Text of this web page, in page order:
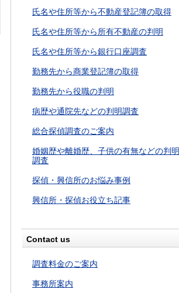
氏名や住所等から不動産登記簿の取得
氏名や住所等から所有不動産の判明
氏名や住所等から銀行口座調査
勤務先から商業登記簿の取得
勤務先から役職の判明
病歴や通院先などの判明調査
総合探偵調査のご案内
婚姻歴や離婚歴、子供の有無などの判明
調査
探偵・興信所のお悩み事例
興信所・探偵お役立ち記事
Contact us
調査料金のご案内
事務所案内